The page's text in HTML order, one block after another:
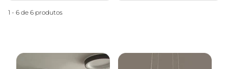
1 - 6 de 6 produtos